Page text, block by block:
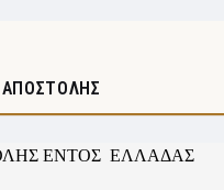
ΕΝΤΟΣ ΕΛΛΑΔΑΣ